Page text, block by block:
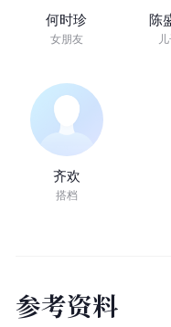
何时珍
女朋友
陈
齐欢
搭档
参考资料